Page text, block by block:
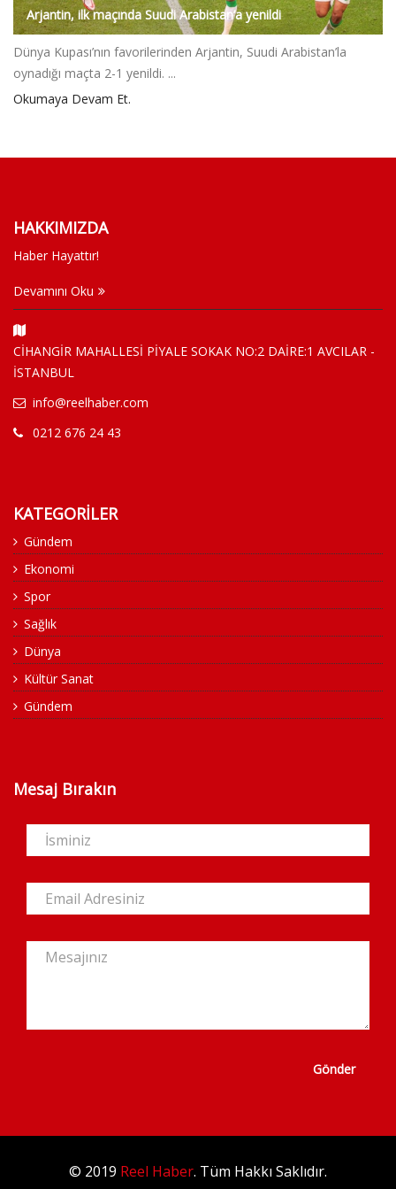
Arjantin, ilk maçında Suudi Arabistan’a yenildi
Dünya Kupası’nın favorilerinden Arjantin, Suudi Arabistan’la
oynadığı maçta 2-1 yenildi. ...
Okumaya Devam Et.
HAKKIMIZDA
Haber Hayattır!
Devamını Oku
CİHANGİR MAHALLESİ PİYALE SOKAK NO:2 DAİRE:1 AVCILAR -
İSTANBUL
info@reelhaber.com
0212 676 24 43
KATEGORİLER
Gündem
Ekonomi
Spor
Sağlık
Dünya
Kültür Sanat
Gündem
Mesaj Bırakın
Gönder
© 2019 Reel Haber. Tüm Hakkı Saklıdır.